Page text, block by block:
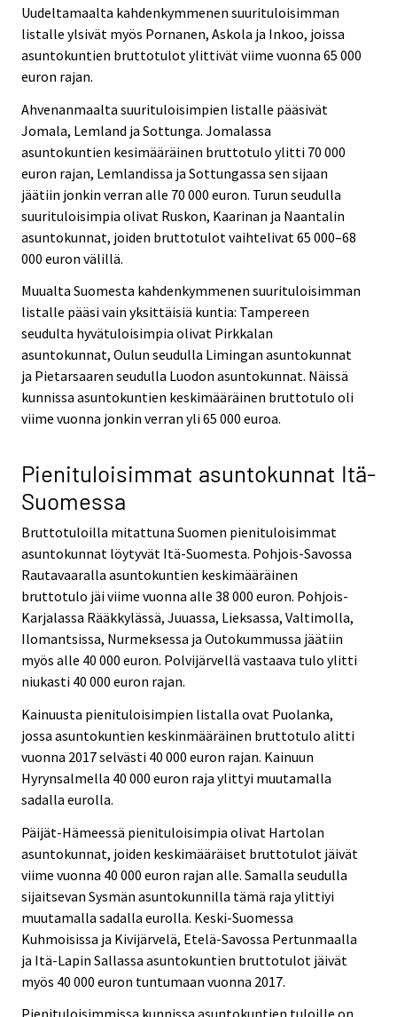
Uudeltamaalta kahdenkymmenen suurituloisimman
listalle ylsivät myös Pornanen, Askola ja Inkoo, joissa
asuntokuntien bruttotulot ylittivät viime vuonna 65 000
euron rajan.
Ahvenanmaalta suurituloisimpien listalle pääsivät
Jomala, Lemland ja Sottunga. Jomalassa
asuntokuntien kesimääräinen bruttotulo ylitti 70 000
euron rajan, Lemlandissa ja Sottungassa sen sijaan
jäätiin jonkin verran alle 70 000 euron. Turun seudulla
suurituloisimpia olivat Ruskon, Kaarinan ja Naantalin
asuntokunnat, joiden bruttotulot vaihtelivat 65 000–68
000 euron välillä.
Muualta Suomesta kahdenkymmenen suurituloisimman
listalle pääsi vain yksittäisiä kuntia: Tampereen
seudulta hyvätuloisimpia olivat Pirkkalan
asuntokunnat, Oulun seudulla Limingan asuntokunnat
ja Pietarsaaren seudulla Luodon asuntokunnat. Näissä
kunnissa asuntokuntien keskimääräinen bruttotulo oli
viime vuonna jonkin verran yli 65 000 euroa.
Pienituloisimmat asuntokunnat Itä-
Suomessa
Bruttotuloilla mitattuna Suomen pienituloisimmat
asuntokunnat löytyvät Itä-Suomesta. Pohjois-Savossa
Rautavaaralla asuntokuntien keskimääräinen
bruttotulo jäi viime vuonna alle 38 000 euron. Pohjois-
Karjalassa Rääkkylässä, Juuassa, Lieksassa, Valtimolla,
Ilomantsissa, Nurmeksessa ja Outokummussa jäätiin
myös alle 40 000 euron. Polvijärvellä vastaava tulo ylitti
niukasti 40 000 euron rajan.
Kainuusta pienituloisimpien listalla ovat Puolanka,
jossa asuntokuntien keskinmääräinen bruttotulo alitti
vuonna 2017 selvästi 40 000 euron rajan. Kainuun
Hyrynsalmella 40 000 euron raja ylittyi muutamalla
sadalla eurolla.
Päijät-Hämeessä pienituloisimpia olivat Hartolan
asuntokunnat, joiden keskimääräiset bruttotulot jäivät
viime vuonna 40 000 euron rajan alle. Samalla seudulla
sijaitsevan Sysmän asuntokunnilla tämä raja ylittiyi
muutamalla sadalla eurolla. Keski-Suomessa
Kuhmoisissa ja Kivijärvelä, Etelä-Savossa Pertunmaalla
ja Itä-Lapin Sallassa asuntokuntien bruttotulot jäivät
myös 40 000 euron tuntumaan vuonna 2017.